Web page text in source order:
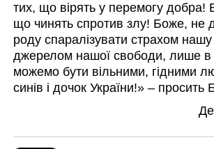
тих, що вірять у перемогу добра!
що чинять спротив злу! Боже, не
роду спаралізувати страхом
джерелом нашої свободи, лише в
можемо бути вільними, гідними
синів і дочок України!» –